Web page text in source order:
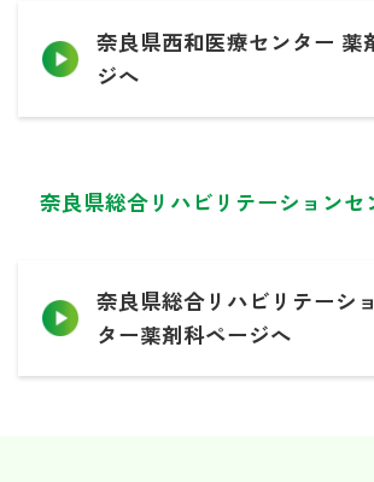
奈良県西和医療センター 薬
ジへ
奈良県総合リハビリテーションセ
奈良県総合リハビリテーシ
ター薬剤科ページへ